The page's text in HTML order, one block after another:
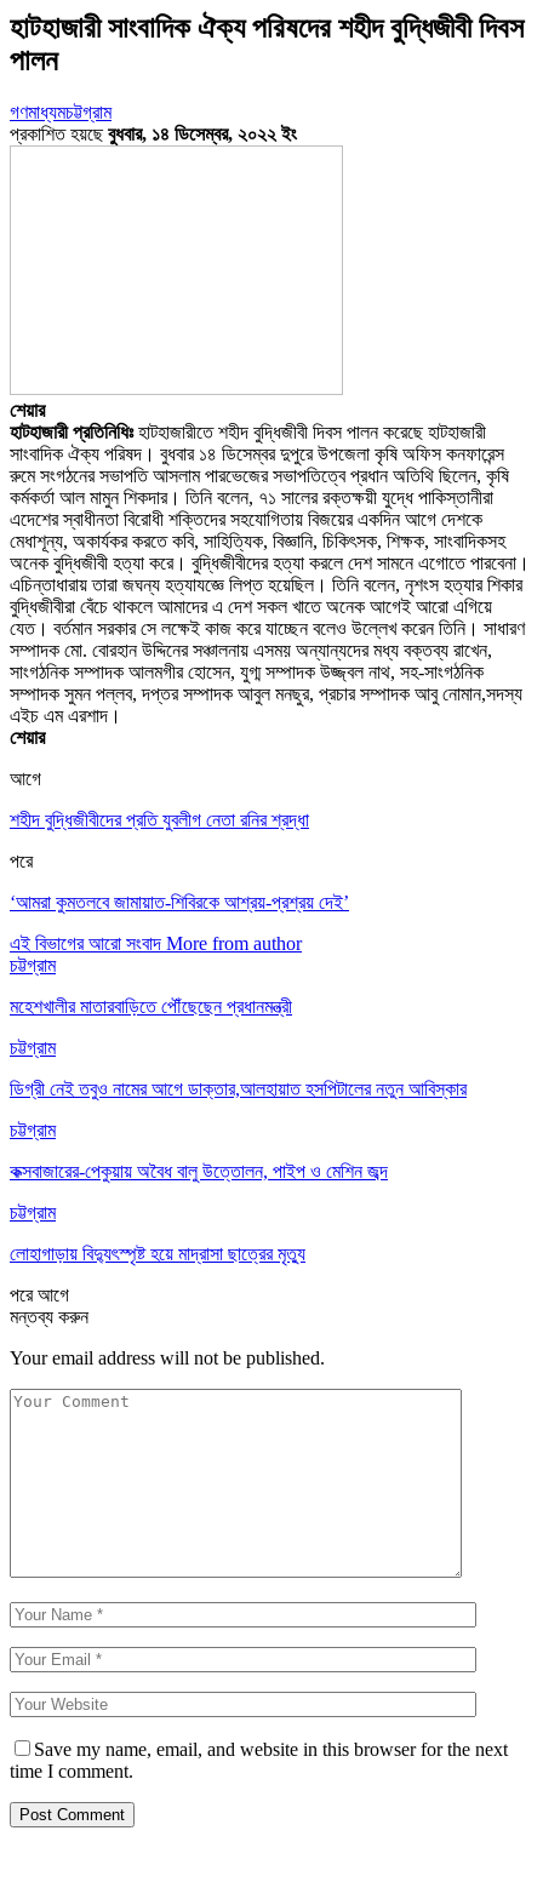
হাটহাজারী সাংবাদিক ঐক্য পরিষদের শহীদ বুদ্ধিজীবী দিবস
পালন
গণমাধ্যমচট্টগ্রাম
প্রকাশিত হয়ছেবুধবার, ১৪ ডিসেম্বর, ২০২২ ইং
শেয়ার
হাটহাজারী প্রতিনিধিঃহাটহাজারীতে শহীদ বুদ্ধিজীবী দিবস পালন করেছে হাটহাজারী
সাংবাদিক ঐক্য পরিষদ। বুধবার ১৪ ডিসেম্বর দুপুরে উপজেলা কৃষি অফিস কনফারেন্স
রুমে সংগঠনের সভাপতি আসলাম পারভেজের সভাপতিত্বে প্রধান অতিথি ছিলেন, কৃষি
কর্মকর্তা আল মামুন শিকদার। তিনি বলেন, ৭১ সালের রক্তক্ষয়ী যুদ্ধে পাকিস্তানীরা
এদেশের স্বাধীনতা বিরোধী শক্তিদের সহযোগিতায় বিজয়ের একদিন আগে দেশকে
মেধাশূন্য, অকার্যকর করতে কবি, সাহিত্যিক, বিজ্ঞানি, চিকিৎসক, শিক্ষক, সাংবাদিকসহ
অনেক বুদ্ধিজীবী হত্যা করে। বুদ্ধিজীবীদের হত্যা করলে দেশ সামনে এগোতে পারবেনা।
এচিন্তাধারায় তারা জঘন্য হত্যাযজ্ঞে লিপ্ত হয়েছিল। তিনি বলেন, নৃশংস হত্যার শিকার
বুদ্ধিজীবীরা বেঁচে থাকলে আমাদের এ দেশ সকল খাতে অনেক আগেই আরো এগিয়ে
যেত। বর্তমান সরকার সে লক্ষেই কাজ করে যাচ্ছেন বলেও উল্লেখ করেন তিনি। সাধারণ
সম্পাদক মো. বোরহান উদ্দিনের সঞ্চালনায় এসময় অন্যান্যদের মধ্য বক্তব্য রাখেন,
সাংগঠনিক সম্পাদক আলমগীর হোসেন, যুগ্ম সম্পাদক উজ্জ্বল নাথ, সহ-সাংগঠনিক
সম্পাদক সুমন পল্লব, দপ্তর সম্পাদক আবুল মনছুর, প্রচার সম্পাদক আবু নোমান,সদস্য
এইচ এম এরশাদ।
শেয়ার
আগে
শহীদ বুদ্ধিজীবীদের প্রতি যুবলীগ নেতা রনির শ্রদ্ধা
পরে
‘আমরা কুমতলবে জামায়াত-শিবিরকে আশ্রয়-প্রশ্রয় দেই’
এই বিভাগের আরো সংবাদ More from author
চট্টগ্রাম
মহেশখালীর মাতারবাড়িতে পৌঁছেছেন প্রধানমন্ত্রী
চট্টগ্রাম
ডিগ্রী নেই তবুও নামের আগে ডাক্তার,আলহায়াত হসপিটালের নতুন আবিস্কার
চট্টগ্রাম
কক্সবাজারের-পেকুয়ায় অবৈধ বালু উত্তোলন, পাইপ ও মেশিন জব্দ
চট্টগ্রাম
লোহাগাড়ায় বিদ্যুৎস্পৃষ্ট হয়ে মাদ্রাসা ছাত্রের মৃত্যু
পরেআগে
মন্তব্য করুন
Your email address will not be published.
Save my name, email, and website in this browser for the next
time I comment.